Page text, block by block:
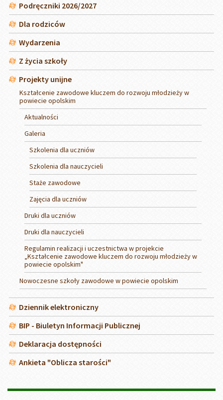
Podręczniki 2026/2027
Dla rodziców
Wydarzenia
Z życia szkoły
Projekty unijne
Kształcenie zawodowe kluczem do rozwoju młodzieży w
powiecie opolskim
Aktualności
Galeria
Szkolenia dla uczniów
Szkolenia dla nauczycieli
Staże zawodowe
Zajęcia dla uczniów
Druki dla uczniów
Druki dla nauczycieli
Regulamin realizacji i uczestnictwa w projekcie
„Kształcenie zawodowe kluczem do rozwoju młodzieży w
powiecie opolskim"
Nowoczesne szkoły zawodowe w powiecie opolskim
Dziennik elektroniczny
BIP - Biuletyn Informacji Publicznej
Deklaracja dostępności
Ankieta "Oblicza starości"